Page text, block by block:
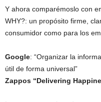
Y ahora comparémoslo con
WHY?: un propósito firme,
consumidor como para los
Google: “Organizar la
útil de forma universal”
Zappos “Delivering